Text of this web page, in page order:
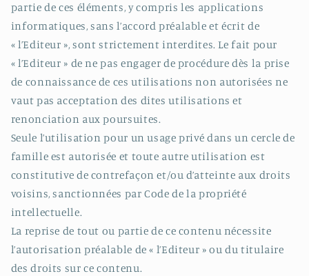
partie de ces éléments, y compris les applications
informatiques, sans l’accord préalable et écrit de
« l’Editeur », sont strictement interdites. Le fait pour
« l’Editeur » de ne pas engager de procédure dès la prise
de connaissance de ces utilisations non autorisées ne
vaut pas acceptation des dites utilisations et
renonciation aux poursuites.
Seule l’utilisation pour un usage privé dans un cercle de
famille est autorisée et toute autre utilisation est
constitutive de contrefaçon et/ou d’atteinte aux droits
voisins, sanctionnées par Code de la propriété
intellectuelle.
La reprise de tout ou partie de ce contenu nécessite
l’autorisation préalable de « l’Editeur » ou du titulaire
des droits sur ce contenu.